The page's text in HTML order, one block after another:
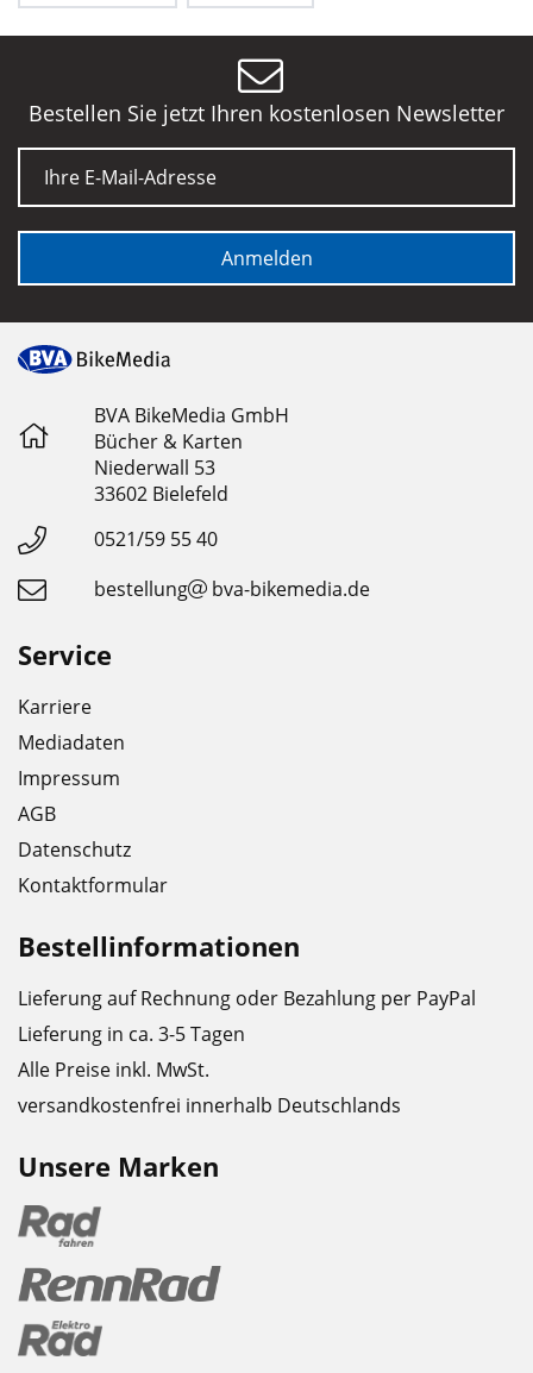
Bestellen Sie jetzt Ihren kostenlosen Newsletter
E-Mail
Anmelden
BVA BikeMedia GmbH
Bücher & Karten
Niederwall 53
33602 Bielefeld
0521/59 55 40
bestellung
bva-bikemedia.de
Service
Karriere
Mediadaten
Impressum
AGB
Datenschutz
Kontaktformular
Bestellinformationen
Lieferung auf Rechnung oder Bezahlung per PayPal
Lieferung in ca. 3-5 Tagen
Alle Preise inkl. MwSt.
versandkostenfrei innerhalb Deutschlands
Unsere Marken